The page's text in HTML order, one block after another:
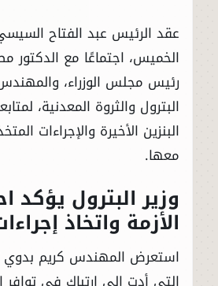
عقد الرئيس عبد الفتاح
الخميس، اجتماعًا مع
رئيس مجلس الوزراء،
البترول والثروة المعدنية،
البنزين الأخيرة والإجراءات
معها.
وزير البترول يؤكد
الأزمة واتخاذ
استعرض المهندس كريم بدوي
التي أدت إلى ارتباك في توافر